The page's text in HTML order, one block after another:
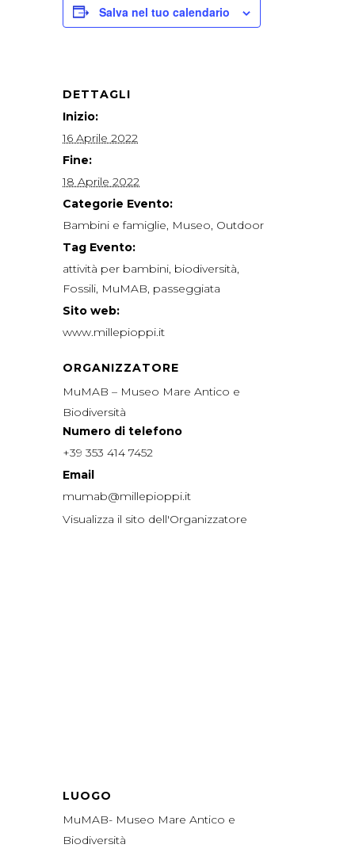
Salva nel tuo calendario
DETTAGLI
Inizio:
16 Aprile 2022
Fine:
18 Aprile 2022
Categorie Evento:
Bambini e famiglie, Museo, Outdoor
Tag Evento:
attività per bambini, biodiversità,
Fossili, MuMAB, passeggiata
Sito web:
www.millepioppi.it
ORGANIZZATORE
MuMAB – Museo Mare Antico e
Biodiversità
Numero di telefono
+39 353 414 7452
Email
mumab@millepioppi.it
Visualizza il sito dell'Organizzatore
LUOGO
MuMAB- Museo Mare Antico e
Biodiversità